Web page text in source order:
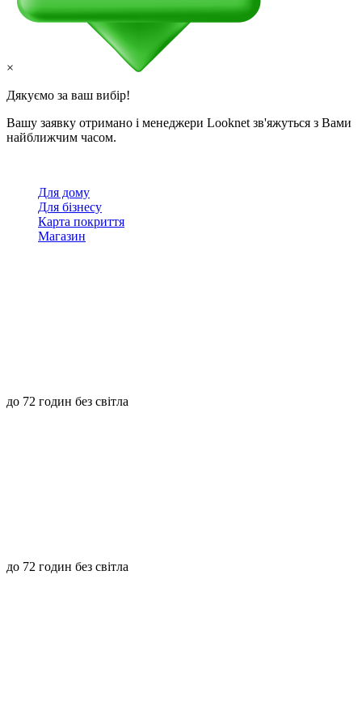
×
Дякуємо за ваш вибір!
Вашу заявку отримано і менеджери Looknet зв'яжуться з Вами
найближчим часом.
Для дому
Для бізнесу
Карта покриття
Магазин
до 72 годин без світла
до 72 годин без світла